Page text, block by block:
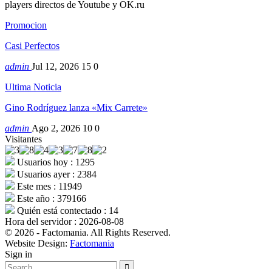
players directos de Youtube y OK.ru
Promocion
Casi Perfectos
admin Jul 12, 2026 15 0
Ultima Noticia
Gino Rodríguez lanza «Mix Carrete»
admin Ago 2, 2026 10 0
Visitantes
Usuarios hoy : 1295
Usuarios ayer : 2384
Este mes : 11949
Este año : 379166
Quién está contectado : 14
Hora del servidor : 2026-08-08
© 2026 - Factomania. All Rights Reserved.
Website Design: Factomania
Sign in